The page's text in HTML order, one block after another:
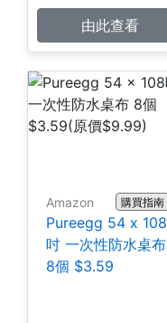
由此查看
Amazon 購買指南
Pureegg 54 x 108
吋 一次性防水桌布
8個 $3.59